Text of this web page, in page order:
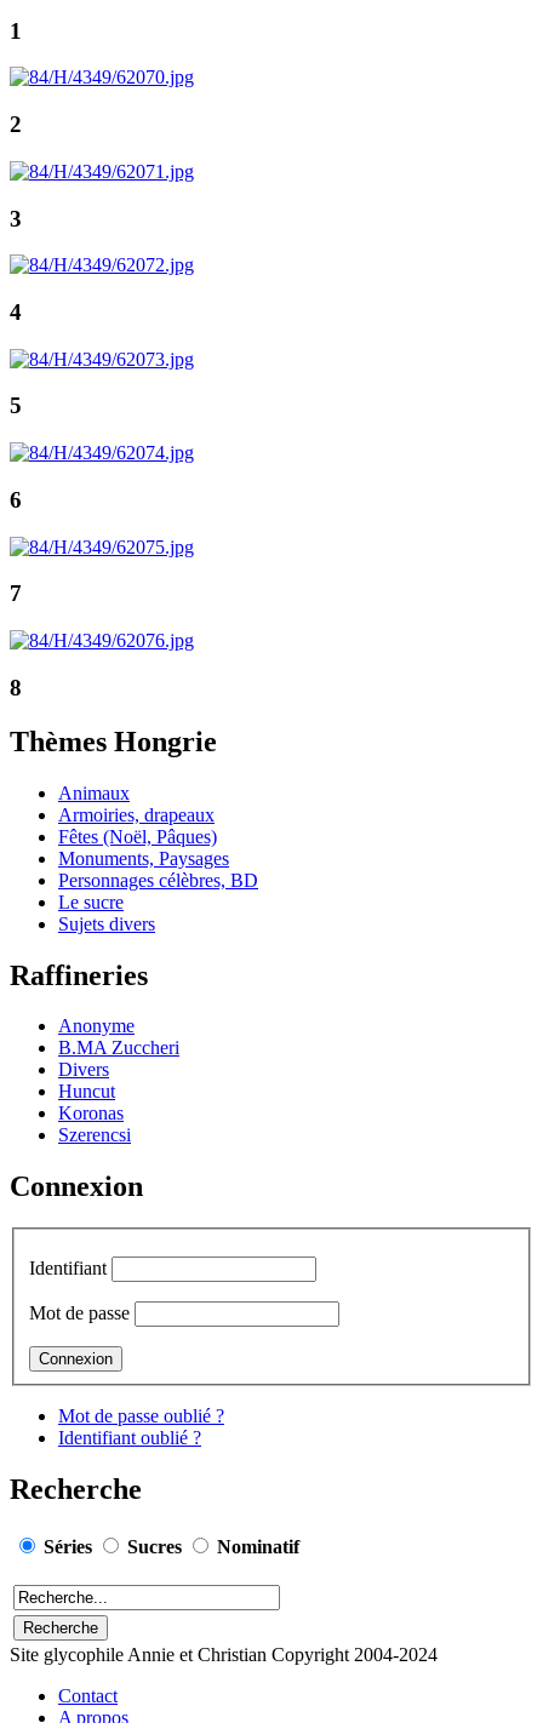
1
2
3
4
5
6
7
8
Thèmes Hongrie
Animaux
Armoiries, drapeaux
Fêtes (Noël, Pâques)
Monuments, Paysages
Personnages célèbres, BD
Le sucre
Sujets divers
Raffineries
Anonyme
B.MA Zuccheri
Divers
Huncut
Koronas
Szerencsi
Connexion
Identifiant
Mot de passe
Mot de passe oublié ?
Identifiant oublié ?
Recherche
Séries Sucres Nominatif
Site glycophile Annie et Christian Copyright 2004-2024
Contact
A propos